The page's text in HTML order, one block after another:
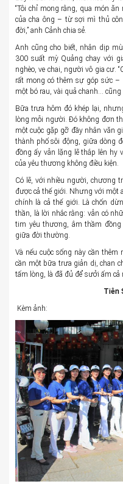
“Tôi chỉ mong rằng, qua món
của cha ông – từ sợi mì thủ
đời,” anh Cảnh chia sẻ.
Anh cũng cho biết, nhân dịp
300 suất mỳ Quảng chay với
nghèo, ve chai, người vô gia cư.
rất mong có thêm sự góp sức –
một bó rau, vài quả chanh…
Bữa trưa hôm đó khép lại,
lòng mỗi người. Đó không đơn
một cuộc gặp gỡ đầy nhân văn
thành phố sôi động, giữa dòng
đồng ấy vẫn lặng lẽ thắp lên
của yêu thương không điều kiện.
Có lẽ, với nhiều người, chương
được cả thế giới. Nhưng với một
chính là cả thế giới. Là chốn
thần, là lời nhắc rằng: vẫn có
tim yêu thương, âm thầm
giữa đời thường.
Và nếu cuộc sống này cần
cần một bữa trưa giản dị, chan
tấm lòng, là đã đủ để sưởi ấm cả
Tiên Sa –
Kèm ảnh: